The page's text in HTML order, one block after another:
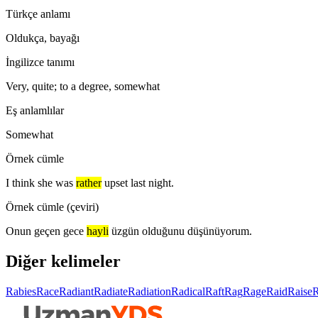
Türkçe anlamı
Oldukça, bayağı
İngilizce tanımı
Very, quite; to a degree, somewhat
Eş anlamlılar
Somewhat
Örnek cümle
I think she was rather upset last night.
Örnek cümle (çeviri)
Onun geçen gece hayli üzgün olduğunu düşünüyorum.
Diğer kelimeler
RabiesRaceRadiantRadiateRadiationRadicalRaftRagRageRaidRaise